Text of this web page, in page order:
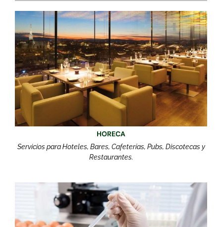
HORECA
Servicios para Hoteles, Bares, Cafeterías, Pubs, Discotecas y
Restaurantes.